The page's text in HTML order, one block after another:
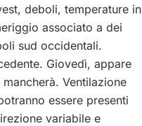
deboli, temperature in
associato a dei
sud occidentali.
Giovedì, appare
Ventilazione
essere presenti
variabile e